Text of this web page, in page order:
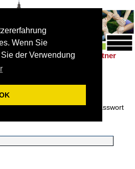
Wenn Sie
der Verwendung
| Berufsorientierung Partner
Benutzername und Ihrem Passwort